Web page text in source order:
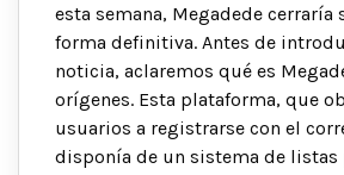
esta semana, Megadede cerraría
forma definitiva. Antes de
noticia, aclaremos qué es
orígenes. Esta plataforma, que
usuarios a registrarse con el
disponía de un sistema de listas